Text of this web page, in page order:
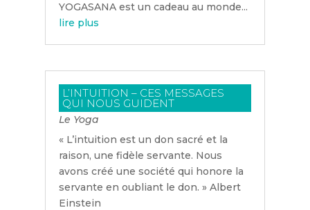
YOGASANA est un cadeau au monde...
lire plus
L’INTUITION – CES MESSAGES
QUI NOUS GUIDENT
Le Yoga
« L’intuition est un don sacré et la
raison, une fidèle servante. Nous
avons créé une société qui honore la
servante en oubliant le don. » Albert
Einstein